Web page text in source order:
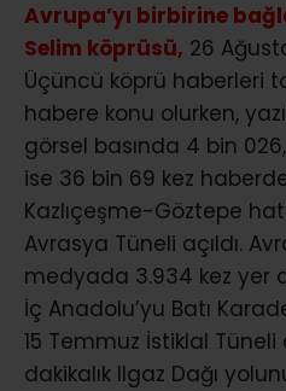
Avrupa’yı birbirine
Selim köprüsü, 26
Üçüncü köprü haberleri
habere konu olurken,
görsel basında 4 bin
ise 36 bin 69 kez haberde
Kazlıçeşme-Göztepe
Avrasya Tüneli açıldı.
medyada 3.934 kez yer
İç Anadolu’yu Batı
15 Temmuz İstiklal Tüneli
dakikalık Ilgaz Dağı